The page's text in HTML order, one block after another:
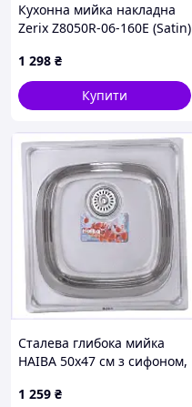
Кухонна мийка накладна
Zerix Z8050R-06-160E (Satin)
1 298 ₴
Купити
Сталева глибока мийка
HAIBA 50x47 см з сифоном,
1 259 ₴